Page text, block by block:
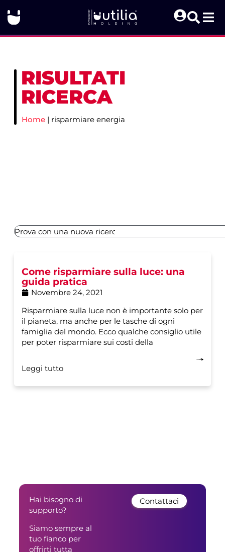
RISULTATI
RICERCA
Home | risparmiare energia
Come risparmiare sulla luce: una
guida pratica
Novembre 24, 2021
Risparmiare sulla luce non è importante solo per
il pianeta, ma anche per le tasche di ogni
famiglia del mondo. Ecco qualche consiglio utile
per poter risparmiare sui costi della
Leggi tutto
Hai bisogno di
supporto?
Siamo sempre al
tuo fianco per
offrirti tutta
Contattaci